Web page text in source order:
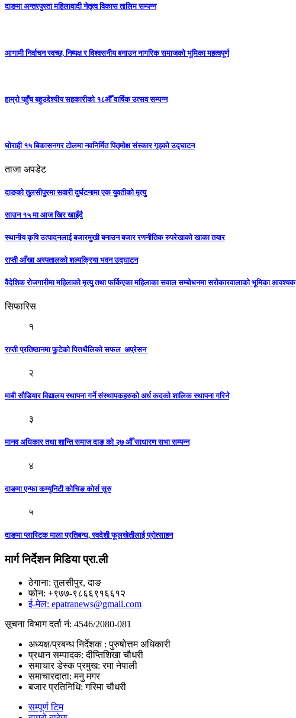
दाङमा अन्तरपुस्ता महिलावादी नेतृत्व विकास तालिम सम्पन्न
आगामी निर्वाचन स्वच्छ, निष्पक्ष र विश्वसनीय बनाउन नागरिक समाजको भूमिका महत्वपूर्ण
हाम्रो पहुँच बहुउद्देश्यीय सहकारीको १८औँ वार्षिक उत्सव सम्पन्न
घोराही १५ बिकासनगर टोलमा नवनिर्मित पितृमोक्ष संस्कार गृहको उद्घाटन
ताजा अपडेट
दाङको तुलसीपुरमा सवारी दुर्घटनामा एक युवतीको मृत्यु
साउन १५ मा आज खिर खाइँदै
स्थानीय कृषि उत्पादनलाई बजारमुखी बनाउन बजार रणनीतिक रुपरेखाको खाका तयार
राप्ती आँखा अस्पतालको शल्यक्रिया भवन उद्घाटन
वैदेशिक रोजगारीमा महिलाको मृत्यु तथा फर्किएका महिलाका सवाल सम्बोधनमा सरोकारवालाको भूमिका आवश्यक
सिफारिस
१
राप्ती प्रतिष्ठानमा फुटेको पित्तथैलिको सफल अप्रेसन
२
माबी सौडियार विद्यालय स्थापना गर्ने संस्थापकहरुकाे अर्ध कदको शालिक स्थापना गरिने
३
मानव अधिकार तथा शान्ति समाज दाङ को २७ औँ साधारण सभा सम्पन्न
४
दाङमा एन्फा कम्युनिटी कोचिङ कोर्स सुरु
५
दाङमा प्लास्टिक माला प्रतिबन्ध, स्वदेशी फूलखेतीलाई प्रोत्साहन
मार्ग निर्देशन मिडिया प्रा.ली
ठेगाना: तुलसीपुर, दाङ
फोन: +९७७-९८६६९१६६१२
ई-मेल: epatranews@gmail.com
सूचना विभाग दर्ता नं: 4546/2080-081
अध्यक्ष/प्रबन्ध निर्देशक : पुरुषोत्तम अधिकारी
प्रधान सम्पादक: दीप्तिशिखा चौधरी
समाचार डेस्क प्रमुख: रमा नेपाली
समाचारदाता: मनु मगर
बजार प्रतिनिधि: गरिमा चौधरी
सम्पूर्ण टिम